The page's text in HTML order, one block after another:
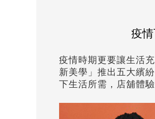
疫
疫情時期更要讓生活
新美學」推出五大繽
下生活所需，店舖體